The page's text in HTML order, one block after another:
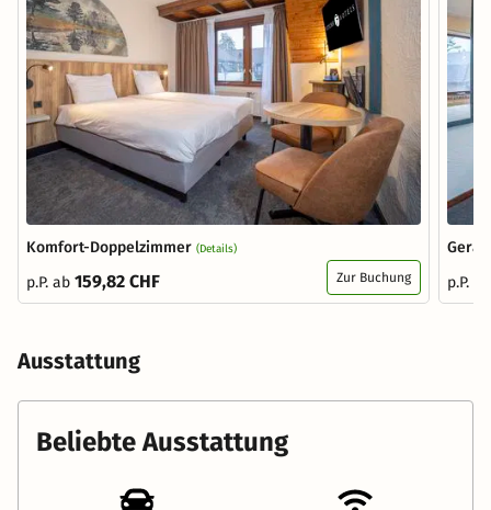
Komfort-Doppelzimmer (Details)
p.P. ab 159,82 CHF Zur Buchung
p.P.
Ausstattung
Beliebte Ausstattung